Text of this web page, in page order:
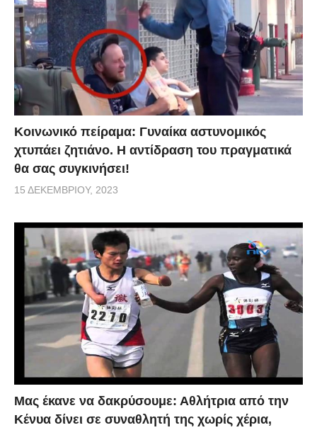
Κοινωνικό πείραμα: Γυναίκα αστυνομικός
χτυπάει ζητιάνο. Η αντίδραση του πραγματικά
θα σας συγκινήσει!
15 ΔΕΚΕΜΒΡΊΟΥ, 2023
Μας έκανε να δακρύσουμε: Αθλήτρια από την
Κένυα δίνει σε συναθλητή της χωρίς χέρια,